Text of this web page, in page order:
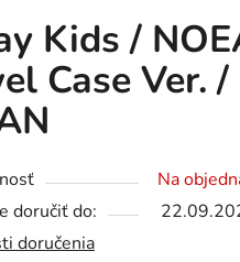
Kids /
Case Ver.
Na
doručiť do:
doručenia